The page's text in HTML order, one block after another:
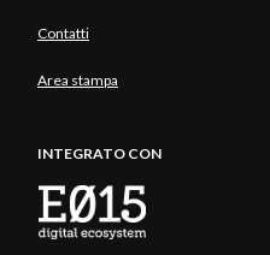
Contatti
Area stampa
INTEGRATO CON